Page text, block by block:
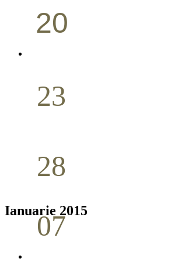
20
23
28
07
Ianuarie 2015